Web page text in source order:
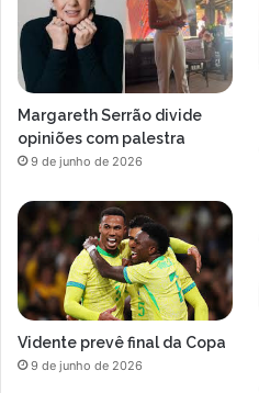
Margareth Serrão divide
opiniões com palestra
9 de junho de 2026
Vidente prevê final da Copa
9 de junho de 2026